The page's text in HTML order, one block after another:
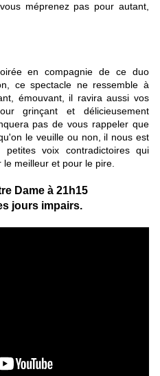
méprenez pas pour autant,
en compagnie de ce duo
ce spectacle ne ressemble à
émouvant, il ravira aussi vos
grinçant et délicieusement
pas de vous rappeler que
le veuille ou non, il nous est
voix contradictoires qui
meilleur et pour le pire.
Dame à 21h15
jours impairs.